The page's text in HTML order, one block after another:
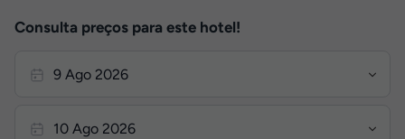
Consulta preços para este hotel!